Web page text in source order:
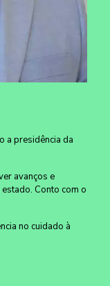
a presidência da
avanços e
Conto com o
no cuidado à